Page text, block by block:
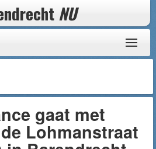
NU
gaat met
Lohmanstraat